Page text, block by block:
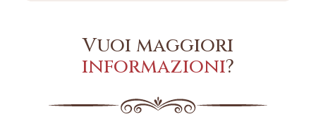
Vuoi maggiori
informazioni?